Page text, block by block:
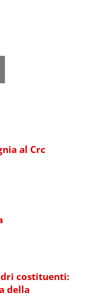
search
al Crc
costituenti:
della